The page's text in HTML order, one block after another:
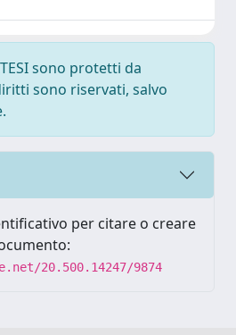
sono protetti da
sono riservati, salvo
per citare o creare
20.500.14247/9874